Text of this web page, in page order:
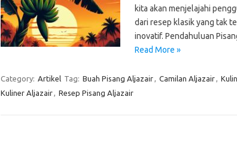
kita akan menjelajahi
dari resep klasik yang tak
inovatif. Pendahuluan
Read More »
Category: Artikel Tag: Buah Pisang Aljazair, Camilan Aljazair,
Kuliner Aljazair, Resep Pisang Aljazair